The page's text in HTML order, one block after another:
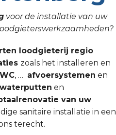
voor de installatie van uw
loodgieterij regio
zoals het installeren en
WC, … afvoersystemen en
en
van uw
sanitaire installatie in een
terecht.